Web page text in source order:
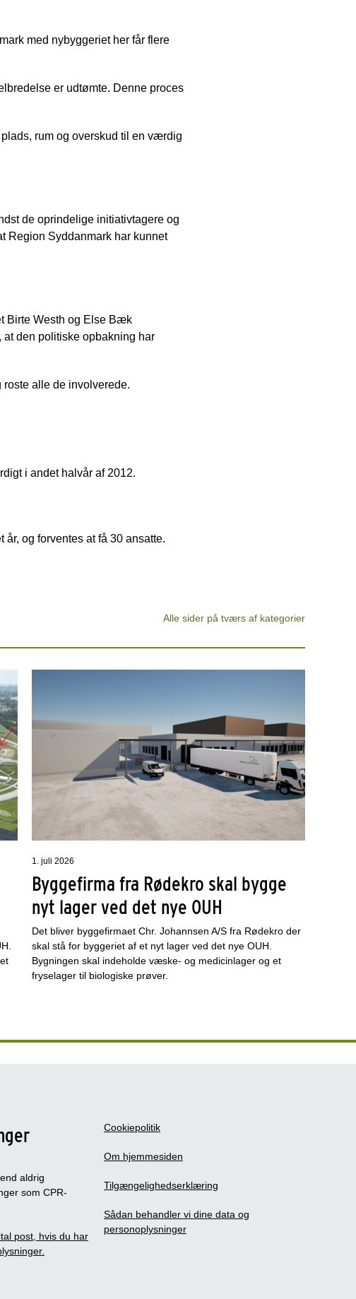
med nybyggeriet her får flere
er udtømte. Denne proces
rum og overskud til en værdig
de oprindelige initiativtagere og
Region Syddanmark har kunnet
Birte Westh og Else Bæk
den politiske opbakning har
roste alle de involverede.
i andet halvår af 2012.
og forventes at få 30 ansatte.
Alle sider på tværs af kategorier
1. juli 2026
Byggefirma fra Rødekro skal bygge
nyt lager ved det nye OUH
Det bliver byggefirmaet Chr. Johannsen A/S fra Rødekro der
skal stå for byggeriet af et nyt lager ved det nye OUH.
Bygningen skal indeholde væske- og medicinlager og et
fryselager til biologiske prøver.
aldrig
som CPR-
post, hvis du har
Cookiepolitik
Om hjemmesiden
Tilgængelighedserklæring
Sådan behandler vi dine data og
personoplysninger